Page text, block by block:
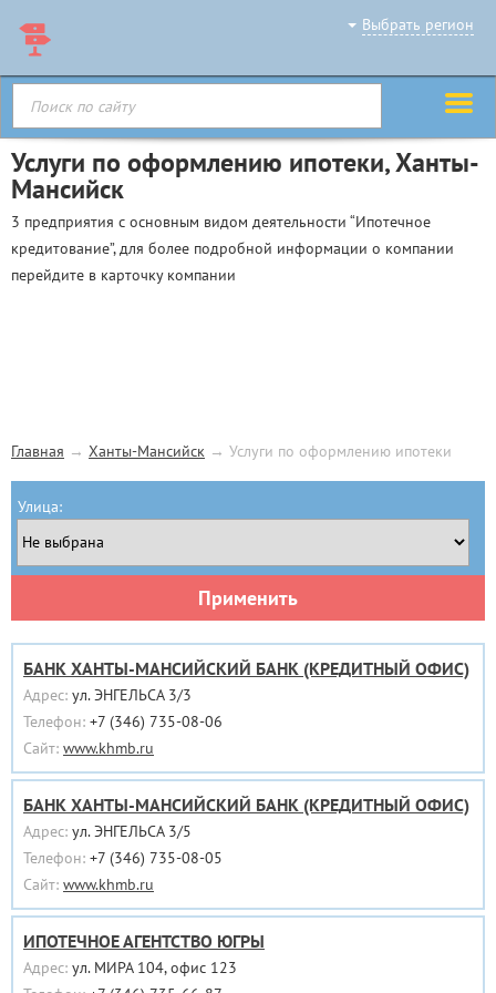
Выбрать регион
Услуги по оформлению ипотеки, Ханты-
Мансийск
3 предприятия с основным видом деятельности “Ипотечное
кредитование”, для более подробной информации о компании
перейдите в карточку компании
Главная → Ханты-Мансийск → Услуги по оформлению ипотеки
Улица:
Применить
БАНК ХАНТЫ-МАНСИЙСКИЙ БАНК (КРЕДИТНЫЙ ОФИС)
Адрес: ул. ЭНГЕЛЬСА 3/3
Телефон: +7 (346) 735-08-06
Сайт: www.khmb.ru
БАНК ХАНТЫ-МАНСИЙСКИЙ БАНК (КРЕДИТНЫЙ ОФИС)
Адрес: ул. ЭНГЕЛЬСА 3/5
Телефон: +7 (346) 735-08-05
Сайт: www.khmb.ru
ИПОТЕЧНОЕ АГЕНТСТВО ЮГРЫ
Адрес: ул. МИРА 104, офис 123